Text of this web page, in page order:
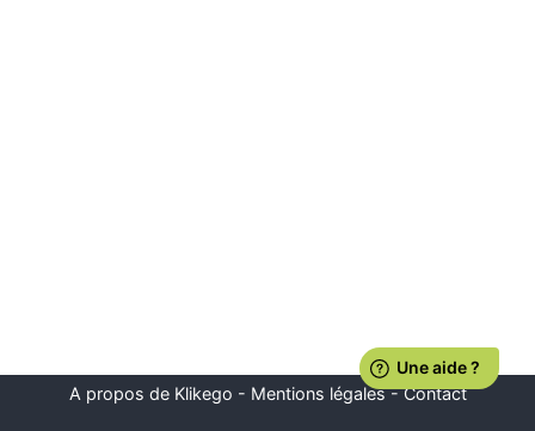
A propos de Klikego - Mentions légales-Contact